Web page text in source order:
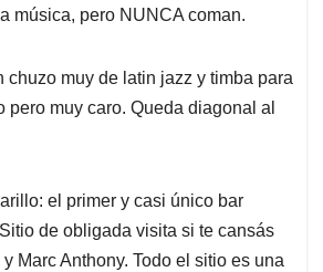
música, pero NUNCA coman.
chuzo muy de latin jazz y timba para
pero muy caro. Queda diagonal al
el primer y casi único bar
de obligada visita si te cansás
Marc Anthony. Todo el sitio es una